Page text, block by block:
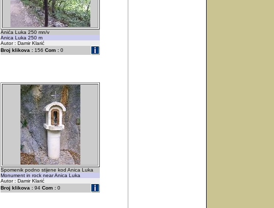
Anića Luka 250 mn/v
Anica Luka 250 m
Autor : Damir Klarić
Broj klikova : 156 Com : 0
Spomenik podno stijene kod Anica Luka
Monument in rock near Anica Luka
Autor : Damir Klarić
Broj klikova : 94 Com : 0